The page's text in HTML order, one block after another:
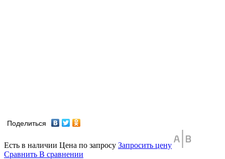
Поделиться
Есть в наличии Цена по запросу Запросить цену
Сравнить В сравнении